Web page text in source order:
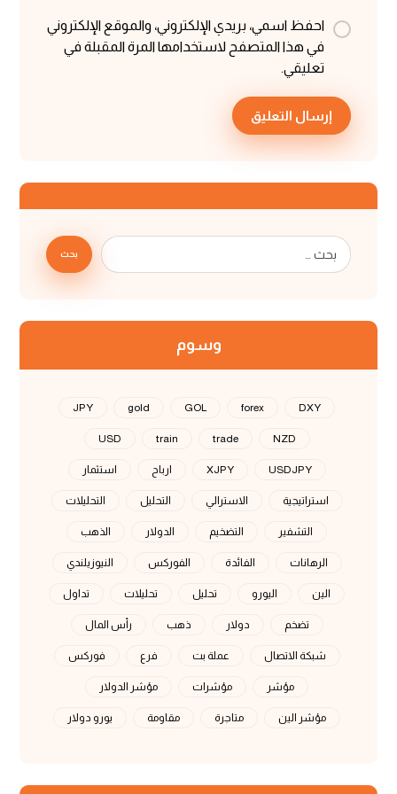
احفظ اسمي، بريدي الإلكتروني، والموقع الإلكتروني
في هذا المتصفح لاستخدامها المرة المقبلة في
تعليقي.
إرسال التعليق
بحث
وسوم
DXY
forex
GOL
gold
JPY
NZD
trade
train
USD
USDJPY
XJPY ارباح استثمار
استراتيجية الاسترالي التحليل التحليلات
التشفير التضخيم الدولار الذهب
الرهانات الفائدة الفوركس النيوزيلندي
الين اليورو تحليل تحليلات تداول
تضخم دولار ذهب رأس المال
شبكة الاتصال عملة بت فرع فوركس
مؤشر مؤشرات مؤشر الدولار
مؤشر الين متاجرة مقاومة يورو دولار